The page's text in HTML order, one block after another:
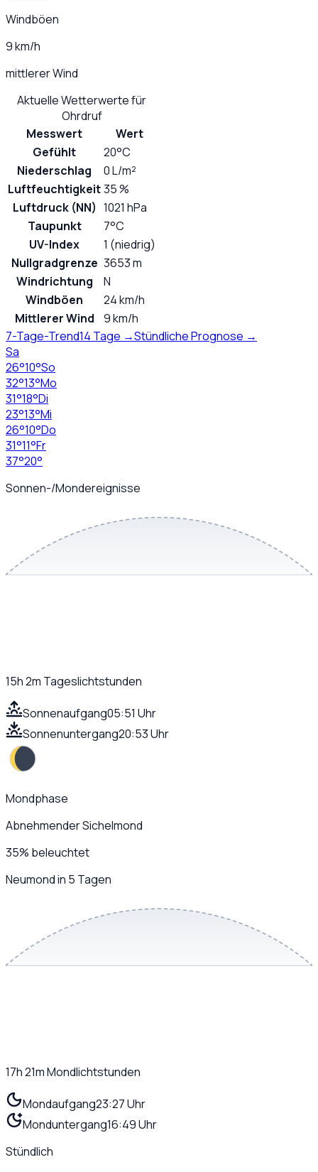
Windböen
9 km/h
mittlerer Wind
Aktuelle Wetterwerte für
Ohrdruf
Messwert
Wert
Gefühlt
20°C
Niederschlag
0 L/m²
Luftfeuchtigkeit35 %
Luftdruck (NN) 1021 hPa
Taupunkt
7°C
UV-Index
1 (niedrig)
Nullgradgrenze 3653 m
Windrichtung
N
Windböen
24 km/h
Mittlerer Wind
9 km/h
7-Tage-Trend14 Tage →Stündliche Prognose →
Sa
26°10°So
32°13°Mo
31°18°Di
23°13°Mi
26°10°Do
31°11°Fr
37°20°
Sonnen-/Mondereignisse
15h 2m Tageslichtstunden
Sonnenaufgang05:51 Uhr
Sonnenuntergang20:53 Uhr
Mondphase
Abnehmender Sichelmond
35% beleuchtet
Neumond in 5 Tagen
17h 21mMondlichtstunden
Mondaufgang23:27 Uhr
Monduntergang16:49 Uhr
Stündlich